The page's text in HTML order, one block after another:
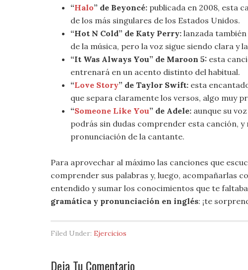
“Halo” de Beyoncé: publicada en 2008, esta
de los más singulares de los Estados Unidos.
“Hot N Cold” de Katy Perry: lanzada
de la música, pero la voz sigue siendo clara y
“It Was Always You” de Maroon 5: esta
entrenará en un acento distinto del habitual.
“Love Story” de Taylor Swift: esta
que separa claramente los versos, algo muy
“Someone Like You” de Adele: aunque su
podrás sin dudas comprender esta canción,
pronunciación de la cantante.
Para aprovechar al máximo las canciones que
comprender sus palabras y, luego, acompañarlas
entendido y sumar los conocimientos que te
gramática y pronunciación en inglés: ¡te
Filed Under: Ejercicios
Deja Tu Comentario